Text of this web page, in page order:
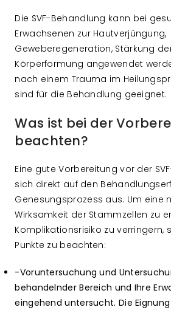
Die SVF-Behandlung kann bei
Erwachsenen zur Hautverjüngung,
Geweberegeneration, Stärkung
Körperformung angewendet
nach einem Trauma im
sind für die Behandlung geeignet.
Was ist bei der
beachten?
Eine gute Vorbereitung vor der
sich direkt auf den
Genesungsprozess aus. Um eine
Wirksamkeit der Stammzellen zu
Komplikationsrisiko zu verringern,
Punkte zu beachten:
-Voruntersuchung und
behandelnder Bereich und Ihre
eingehend untersucht. Die